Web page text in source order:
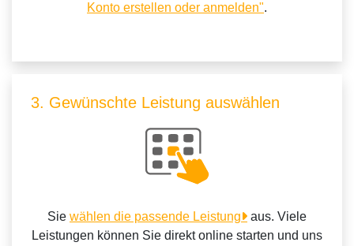
Konto erstellen oder anmelden".
3. Gewünschte Leistung auswählen
Sie wählen die passende Leistung
aus. Viele
Leistungen können Sie direkt online starten und uns